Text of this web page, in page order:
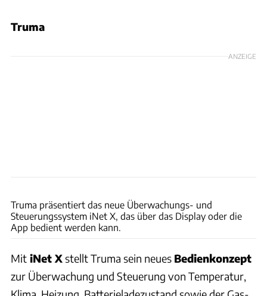
Truma
ANZEIGE
Truma präsentiert das neue Überwachungs- und
Steuerungssystem iNet X, das über das Display oder die
App bedient werden kann.
Mit iNet Xstellt Truma sein neues Bedienkonzept
zur Überwachung und Steuerung von Temperatur,